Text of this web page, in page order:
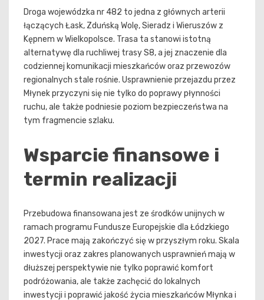
Droga wojewódzka nr 482 to jedna z głównych arterii
łączących Łask, Zduńską Wolę, Sieradz i Wieruszów z
Kępnem w Wielkopolsce. Trasa ta stanowi istotną
alternatywę dla ruchliwej trasy S8, a jej znaczenie dla
codziennej komunikacji mieszkańców oraz przewozów
regionalnych stale rośnie. Usprawnienie przejazdu przez
Młynek przyczyni się nie tylko do poprawy płynności
ruchu, ale także podniesie poziom bezpieczeństwa na
tym fragmencie szlaku.
Wsparcie finansowe i
termin realizacji
Przebudowa finansowana jest ze środków unijnych w
ramach programu Fundusze Europejskie dla Łódzkiego
2027. Prace mają zakończyć się w przyszłym roku. Skala
inwestycji oraz zakres planowanych usprawnień mają w
dłuższej perspektywie nie tylko poprawić komfort
podróżowania, ale także zachęcić do lokalnych
inwestycji i poprawić jakość życia mieszkańców Młynka i